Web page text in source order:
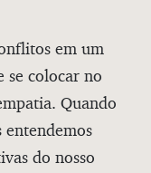
em um
se colocar no
Quando
entendemos
do nosso